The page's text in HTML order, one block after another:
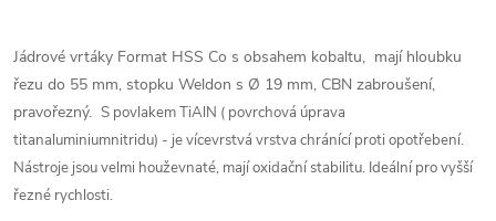
ů
ů
v
l
á
d
Jádrové vrtáky Format HSS Co s obsahem kobaltu, mají hloubku
řezu do 55 mm, stopku Weldon s Ø 19 mm, CBN zabroušení,
pravořezný. S povlakem TiAlN ( povrchová úprava
titanaluminiumnitridu) - je vícevrstvá vrstva chránící proti opotřebení.
Nástroje jsou velmi houževnaté, mají oxidační stabilitu. Ideální pro vyšší
řezné rychlosti.